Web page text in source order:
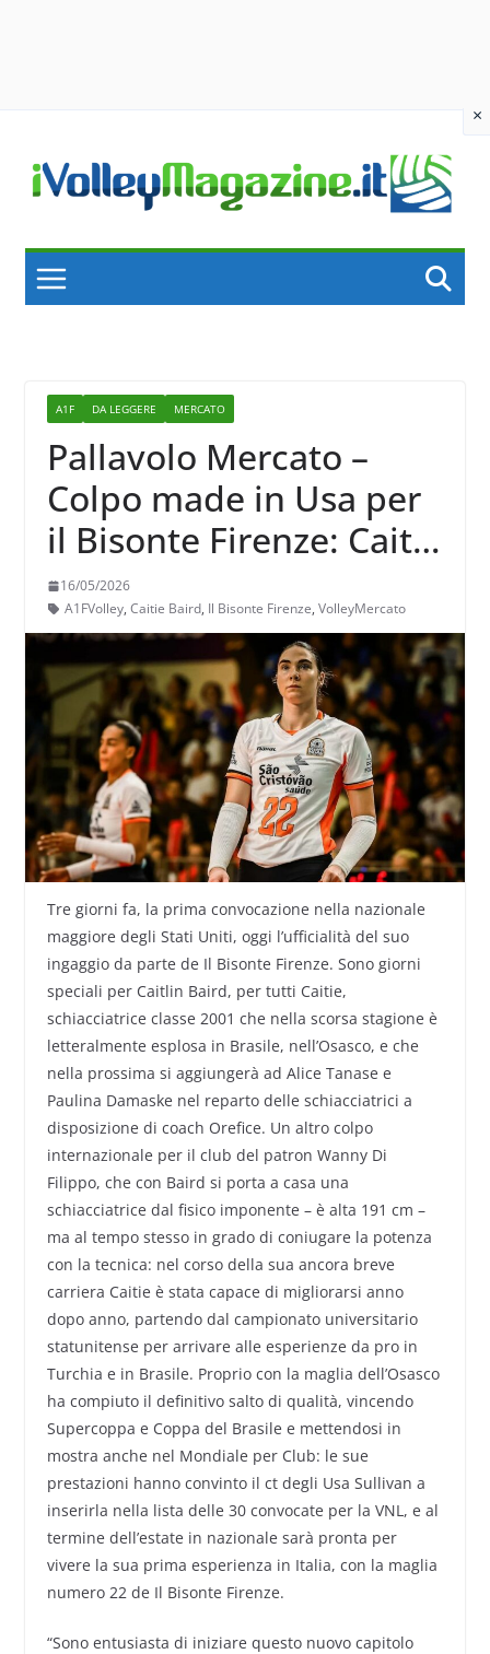
×
content
A1F DA LEGGERE MERCATO
Pallavolo Mercato –
Colpo made in Usa per
il Bisonte Firenze: Caitie
Baird
16/05/2026
A1FVolley, Caitie Baird, Il Bisonte Firenze, VolleyMercato
Tre giorni fa, la prima convocazione nella nazionale
maggiore degli Stati Uniti, oggi l’ufficialità del suo
ingaggio da parte de Il Bisonte Firenze. Sono giorni
speciali per Caitlin Baird, per tutti Caitie,
schiacciatrice classe 2001 che nella scorsa stagione è
letteralmente esplosa in Brasile, nell’Osasco, e che
nella prossima si aggiungerà ad Alice Tanase e
Paulina Damaske nel reparto delle schiacciatrici a
disposizione di coach Orefice. Un altro colpo
internazionale per il club del patron Wanny Di
Filippo, che con Baird si porta a casa una
schiacciatrice dal fisico imponente – è alta 191 cm –
ma al tempo stesso in grado di coniugare la potenza
con la tecnica: nel corso della sua ancora breve
carriera Caitie è stata capace di migliorarsi anno
dopo anno, partendo dal campionato universitario
statunitense per arrivare alle esperienze da pro in
Turchia e in Brasile. Proprio con la maglia dell’Osasco
ha compiuto il definitivo salto di qualità, vincendo
Supercoppa e Coppa del Brasile e mettendosi in
mostra anche nel Mondiale per Club: le sue
prestazioni hanno convinto il ct degli Usa Sullivan a
inserirla nella lista delle 30 convocate per la VNL, e al
termine dell’estate in nazionale sarà pronta per
vivere la sua prima esperienza in Italia, con la maglia
numero 22 de Il Bisonte Firenze.
“Sono entusiasta di iniziare questo nuovo capitolo